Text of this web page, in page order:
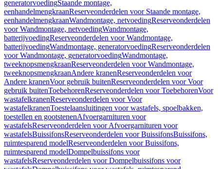
generatorvoedingStaande montage,
eenhandelmengkraanReserveonderdelen voor Staande montage,
eenhandelmengkraanWandmontage, netvoedingReserveonderdelen
voor Wandmontage, netvoedingWandmontage,
batterijvoedingReserveonderdelen voor Wandmontage,
batterijvoedingWandmontage, generatorvoedingReserveonderdelen
voor Wandmontage, generatorvoedingWandmontage,
tweeknopsmengkraanReserveonderdelen voor Wandmontage,
tweeknopsmengkraanAndere kranenReserveonderdelen voor
Andere kranenVoor gebruik buitenReserveonderdelen voor Voor
gebruik buitenToebehorenReserveonderdelen voor ToebehorenVoor
wastafelkranenReserveonderdelen voor Voor
wastafelkranenToestelaansluitingen voor wastafels, spoelbakken,
toestellen en gootstenenAfvoergarnituren voor
wastafelsReserveonderdelen voor Afvoergarnituren voor
wastafelsBuissifonsReserveonderdelen voor BuissifonsBuissifons,
ruimtesparend modelReserveonderdelen voor Buissifons,
ruimtesparend modelDompelbuissifons voor
wastafelsReserveonderdelen voor Dompelbuissifons voor